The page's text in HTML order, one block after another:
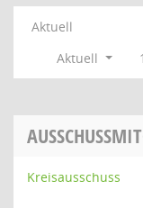
Aktuell
Aktuell
Kreisausschuss